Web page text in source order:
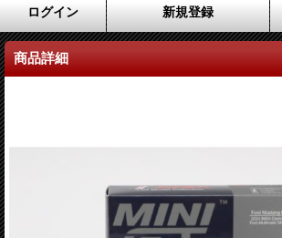
ログイン 新規登録
商品詳細